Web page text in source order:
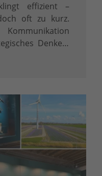
klingt effizient –
oft zu kurz.
Denken,